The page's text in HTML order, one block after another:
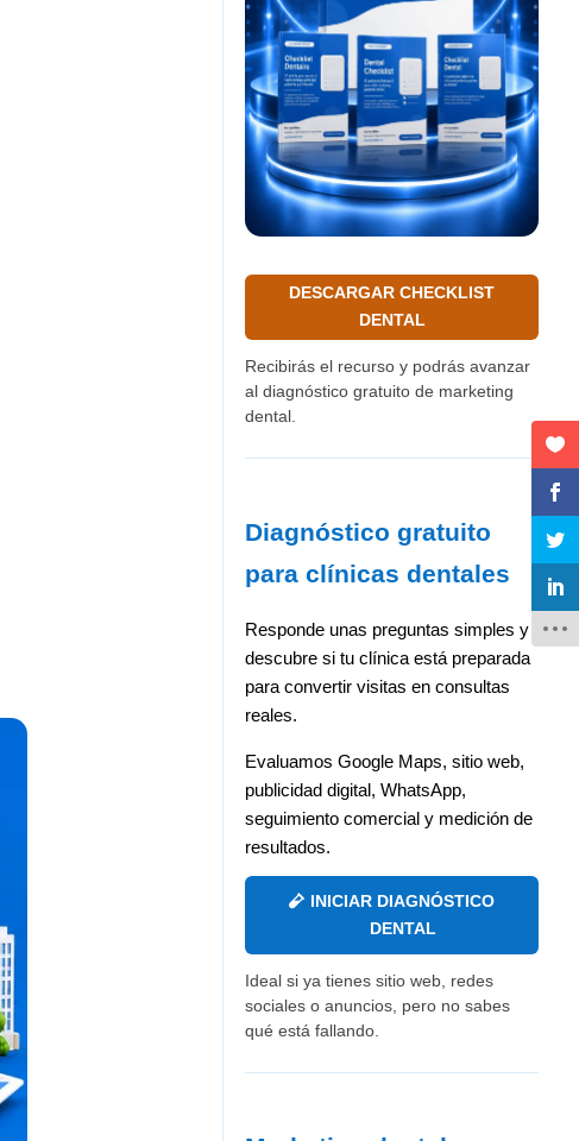
DESCARGAR CHECKLIST
DENTAL
Recibirás el recurso y podrás avanzar
al diagnóstico gratuito de marketing
dental.
Diagnóstico gratuito
para clínicas dentales
Responde unas preguntas simples y
descubre si tu clínica está preparada
para convertir visitas en consultas
reales.
Evaluamos Google Maps, sitio web,
publicidad digital, WhatsApp,
seguimiento comercial y medición de
resultados.
INICIAR DIAGNÓSTICO
DENTAL
Ideal si ya tienes sitio web, redes
sociales o anuncios, pero no sabes
qué está fallando.